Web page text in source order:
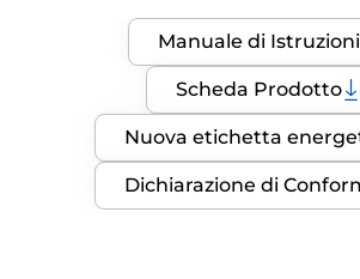
Manuale di Istruzioni
Scheda Prodotto
Nuova etichetta
Dichiarazione di